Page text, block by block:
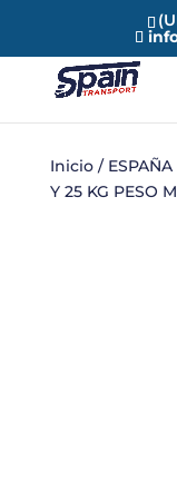
Inicio/
Y 25 KG PESO